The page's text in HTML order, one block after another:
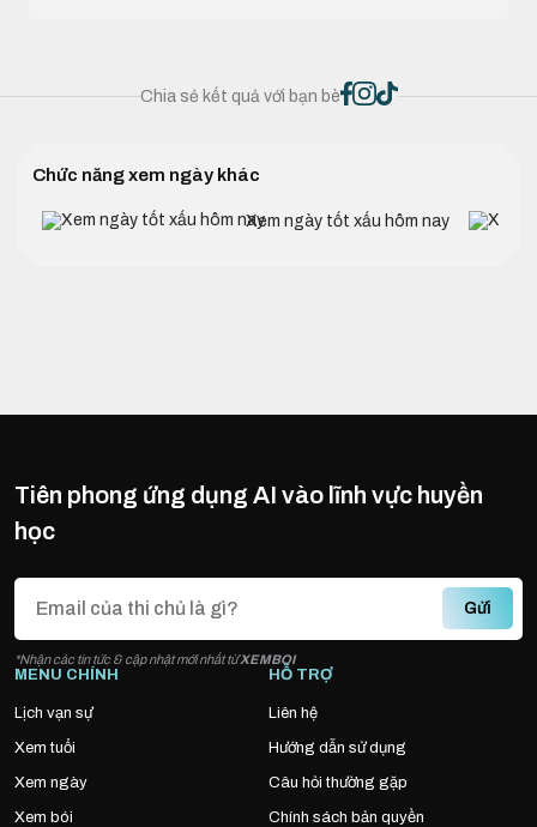
Chia sẻ kết quả với bạn bè
Chức năng xem ngày khác
Xem ngày tốt xấu hôm nay
Tiên phong ứng dụng AI vào lĩnh vực huyền
học
Gửi
*Nhận các tin tức & cập nhật mới nhất từXEMBOI
MENU CHÍNH
Lịch vạn sự
Xem tuổi
Xem ngày
Xem bói
HỖ TRỢ
Liên hệ
Hướng dẫn sử dụng
Câu hỏi thường gặp
Chính sách bản quyền